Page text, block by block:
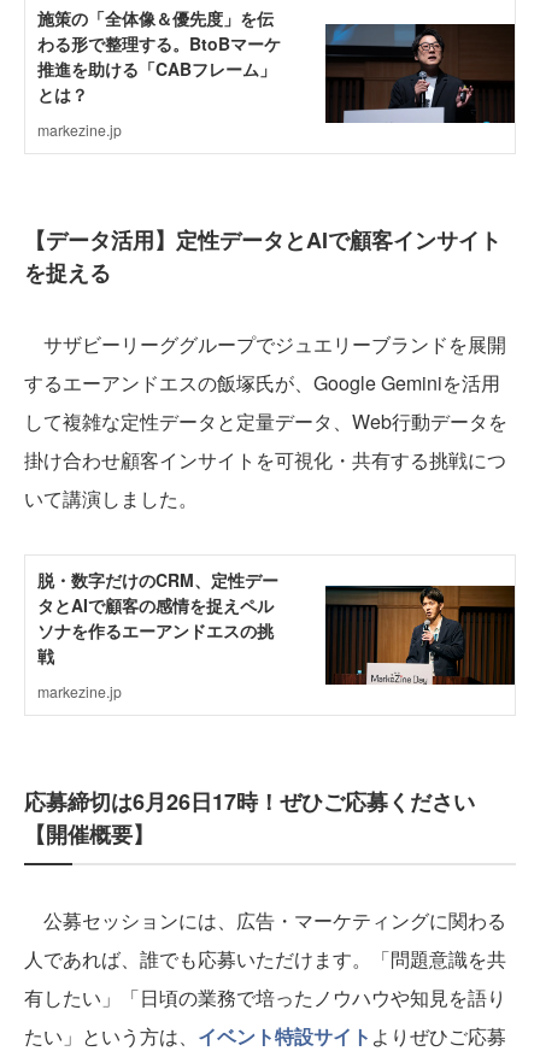
【データ活用】定性データとAIで顧客インサイト
を捉える
サザビーリーググループでジュエリーブランドを展開
するエーアンドエスの飯塚氏が、Google Geminiを活用
して複雑な定性データと定量データ、Web行動データを
掛け合わせ顧客インサイトを可視化・共有する挑戦につ
いて講演しました。
応募締切は6月26日17時！ぜひご応募ください
【開催概要】
公募セッションには、広告・マーケティングに関わる
人であれば、誰でも応募いただけます。「問題意識を共
有したい」「日頃の業務で培ったノウハウや知見を語り
たい」という方は、 イベント特設サイト よりぜひご応募